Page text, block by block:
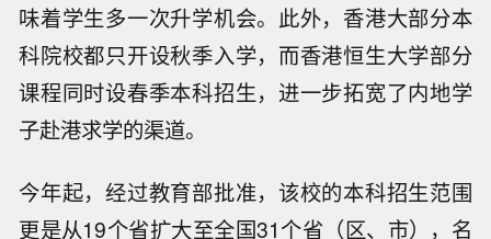
味着学生多一次升学机会。此外，香港大部分本
科院校都只开设秋季入学，而香港恒生大学部分
课程同时设春季本科招生，进一步拓宽了内地学
子赴港求学的渠道。
今年起，经过教育部批准，该校的本科招生范围
更是从19个省扩大至全国31个省（区、市），名